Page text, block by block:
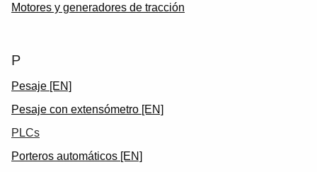
Motores y generadores de tracción
P
Pesaje [EN]
Pesaje con extensómetro [EN]
PLCs
Porteros automáticos [EN]